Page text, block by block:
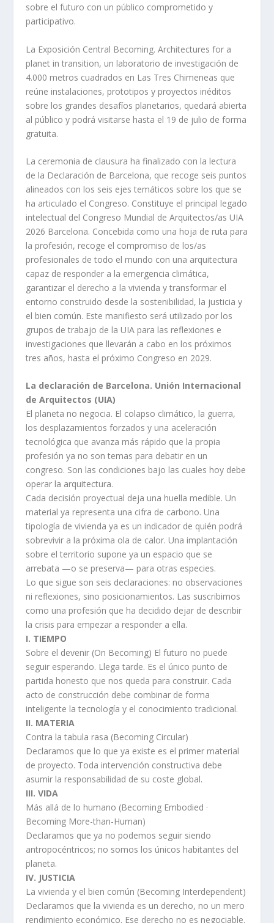
sobre el futuro con un público comprometido y
participativo.
La Exposición Central Becoming. Architectures for a
planet in transition, un laboratorio de investigación de
4.000 metros cuadrados en Las Tres Chimeneas que
reúne instalaciones, prototipos y proyectos inéditos
sobre los grandes desafíos planetarios, quedará abierta
al público y podrá visitarse hasta el 19 de julio de forma
gratuita.
La ceremonia de clausura ha finalizado con la lectura
de la Declaración de Barcelona, que recoge seis puntos
alineados con los seis ejes temáticos sobre los que se
ha articulado el Congreso. Constituye el principal legado
intelectual del Congreso Mundial de Arquitectos/as UIA
2026 Barcelona. Concebida como una hoja de ruta para
la profesión, recoge el compromiso de los/as
profesionales de todo el mundo con una arquitectura
capaz de responder a la emergencia climática,
garantizar el derecho a la vivienda y transformar el
entorno construido desde la sostenibilidad, la justicia y
el bien común. Este manifiesto será utilizado por los
grupos de trabajo de la UIA para las reflexiones e
investigaciones que llevarán a cabo en los próximos
tres años, hasta el próximo Congreso en 2029.
La declaración de Barcelona. Unión Internacional
de Arquitectos (UIA)
El planeta no negocia. El colapso climático, la guerra,
los desplazamientos forzados y una aceleración
tecnológica que avanza más rápido que la propia
profesión ya no son temas para debatir en un
congreso. Son las condiciones bajo las cuales hoy debe
operar la arquitectura.
Cada decisión proyectual deja una huella medible. Un
material ya representa una cifra de carbono. Una
tipología de vivienda ya es un indicador de quién podrá
sobrevivir a la próxima ola de calor. Una implantación
sobre el territorio supone ya un espacio que se
arrebata —o se preserva— para otras especies.
Lo que sigue son seis declaraciones: no observaciones
ni reflexiones, sino posicionamientos. Las suscribimos
como una profesión que ha decidido dejar de describir
la crisis para empezar a responder a ella.
I. TIEMPO
Sobre el devenir (On Becoming) El futuro no puede
seguir esperando. Llega tarde. Es el único punto de
partida honesto que nos queda para construir. Cada
acto de construcción debe combinar de forma
inteligente la tecnología y el conocimiento tradicional.
II. MATERIA
Contra la tabula rasa (Becoming Circular)
Declaramos que lo que ya existe es el primer material
de proyecto. Toda intervención constructiva debe
asumir la responsabilidad de su coste global.
III. VIDA
Más allá de lo humano (Becoming Embodied ·
Becoming More-than-Human)
Declaramos que ya no podemos seguir siendo
antropocéntricos; no somos los únicos habitantes del
planeta.
IV. JUSTICIA
La vivienda y el bien común (Becoming Interdependent)
Declaramos que la vivienda es un derecho, no un mero
rendimiento económico. Ese derecho no es negociable.